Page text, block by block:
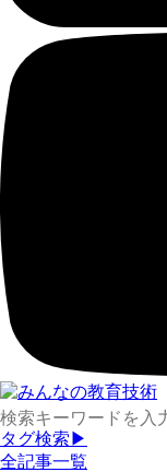
タグ検索▶
全記事一覧